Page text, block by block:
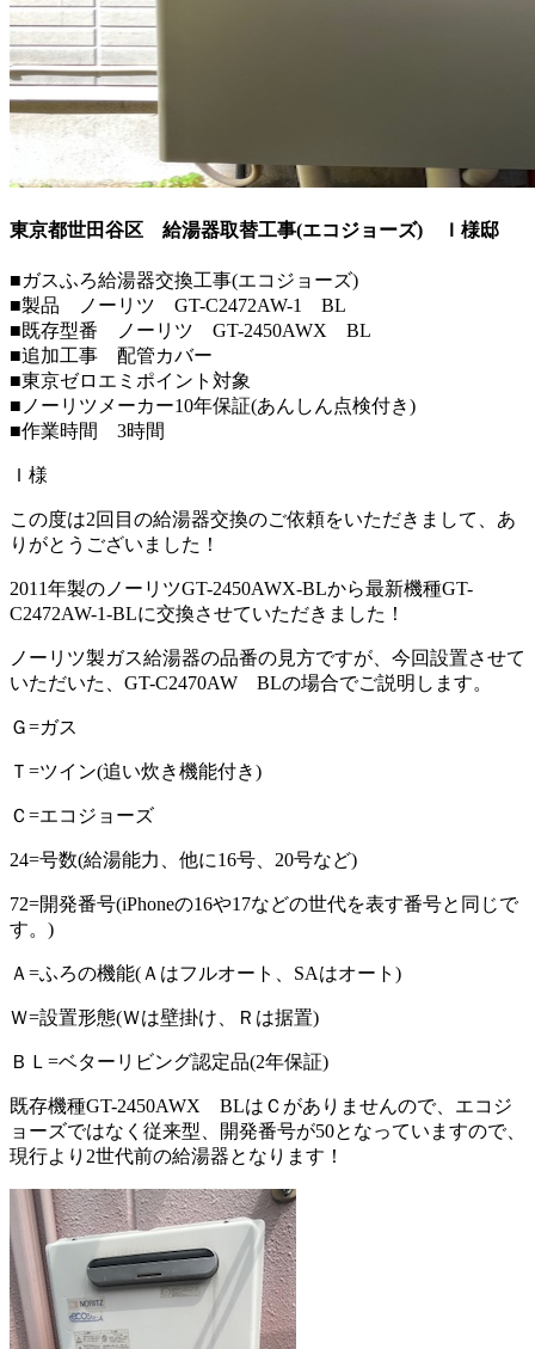
東京都世田谷区 給湯器取替工事(エコジョーズ) Ｉ様邸
■ガスふろ給湯器交換工事(エコジョーズ)
■製品 ノーリツ GT-C2472AW-1 BL
■既存型番 ノーリツ GT-2450AWX BL
■追加工事 配管カバー
■東京ゼロエミポイント対象
■ノーリツメーカー10年保証(あんしん点検付き)
■作業時間 3時間
Ｉ様
この度は2回目の給湯器交換のご依頼をいただきまして、あ
りがとうございました！
2011年製のノーリツGT-2450AWX-BLから最新機種GT-
C2472AW-1-BLに交換させていただきました！
ノーリツ製ガス給湯器の品番の見方ですが、今回設置させて
いただいた、GT-C2470AW BLの場合でご説明します。
Ｇ=ガス
Ｔ=ツイン(追い炊き機能付き)
Ｃ=エコジョーズ
24=号数(給湯能力、他に16号、20号など)
72=開発番号(iPhoneの16や17などの世代を表す番号と同じで
す。)
Ａ=ふろの機能(Ａはフルオート、SAはオート)
Ｗ=設置形態(Ｗは壁掛け、Ｒは据置)
ＢＬ=ベターリビング認定品(2年保証)
既存機種GT-2450AWX BLはＣがありませんので、エコジ
ョーズではなく従来型、開発番号が50となっていますので、
現行より2世代前の給湯器となります！